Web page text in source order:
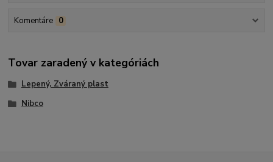
Komentáre 0
Tovar zaradený v kategóriách
Lepený, Zváraný plast
Nibco